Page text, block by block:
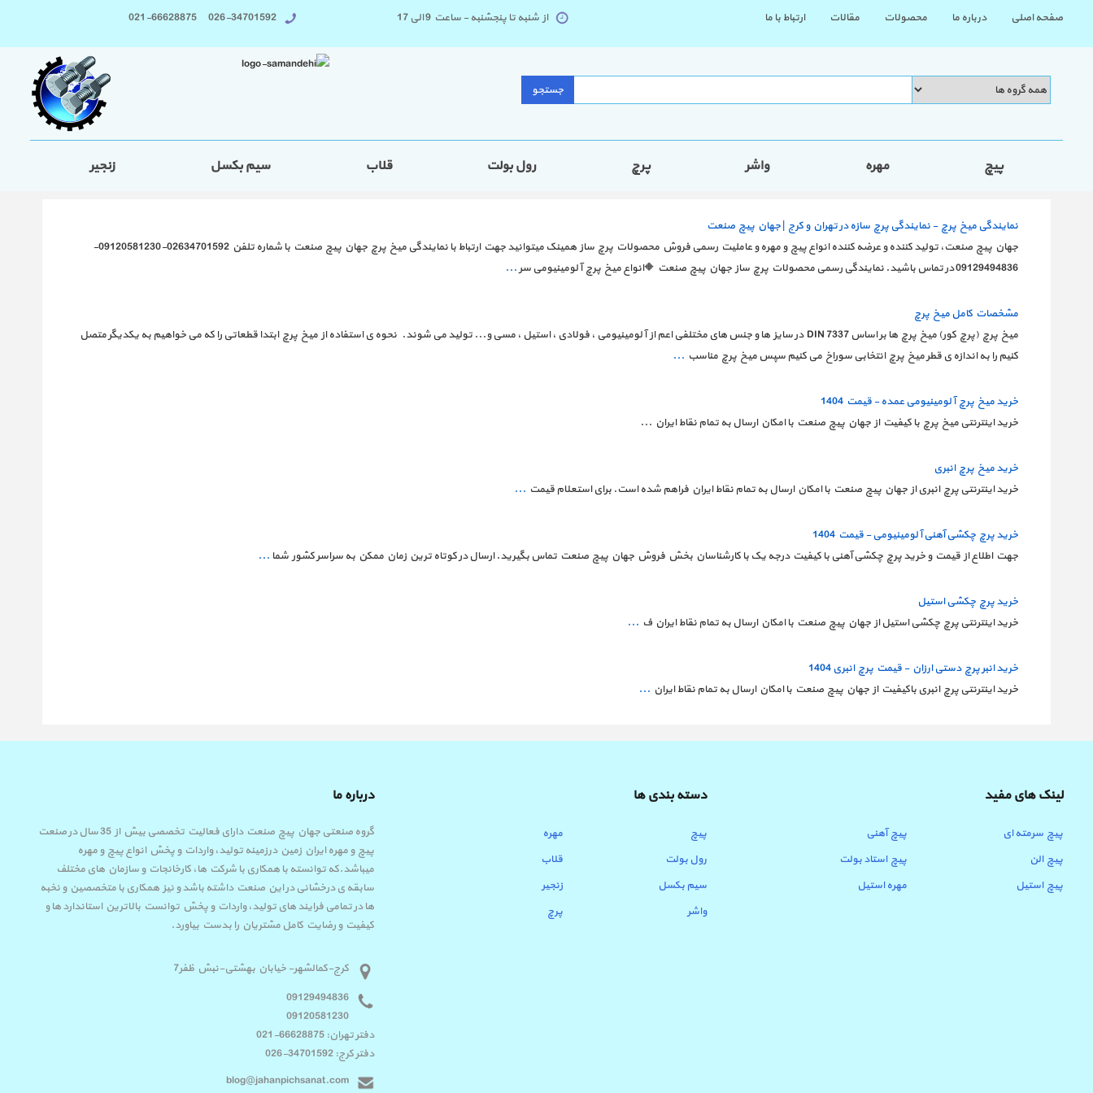
صفحه اصلی درباره ما محصولات مقالات ارتباط با ما 026-34701592 021-66628875 از شنبه تا پنجشنبه - ساعت 9 الی 17
جستجو
پیچ مهره واشر پرچ رول بولت قلاب سیم بکسل زنجیر
نمایندگی میخ پرچ - نمایندگی پرچ سازه در تهران و کرج | جهان پیچ صنعت
جهان پیچ صنعت، تولید کننده و عرضه کننده انواع پیچ و مهره و عاملیت رسمی فروش محصولات پرچ ساز همینک میتوانید جهت ارتباط با نمایندگی میخ پرچ جهان پیچ صنعت با شماره تلفن 02634701592-09120581230-
09129494836 در تماس باشید. نمایندگی رسمی محصولات پرچ ساز جهان پیچ صنعت 🔶انواع میخ پرچ آلومینیومی سر
...
مشخصات کامل میخ پرچ
میخ پرچ (پرچ کور) میخ پرچ ها بر اساس DIN 7337 در سایز ها و جنس های مختلفی اعم از آلومینیومی ، فولادی ، استیل ، مسی و... تولید می شوند. نحوه ی استفاده از میخ پرچ ابتدا قطعاتی را که می خواهیم به یکدیگر متصل
کنیم را به اندازه ی قطر میخ پرچ انتخابی سوراخ می کنیم سپس میخ پرچ مناسب ...
خرید میخ پرچ آلومینیومی عمده - قیمت 1404
خرید اینترنتی میخ پرچ با کیفیت از جهان پیچ صنعت با امکان ارسال به تمام نقاط ایران ...
خرید میخ پرچ انبری
خرید اینترنتی پرچ انبری از جهان پیچ صنعت با امکان ارسال به تمام نقاط ایران فراهم شده است. برای استعلام قیمت ...
خرید پرچ چکشی آهنی آلومینیومی - قیمت 1404
جهت اطلاع از قیمت و خرید پرچ چکشی آهنی با کیفیت درجه یک با کارشناسان بخش فروش جهان پیچ صنعت تماس بگیرید. ارسال در کوتاه ترین زمان ممکن به سراسر کشور شما ...
خرید پرچ چکشی استیل
خرید اینترنتی پرچ چکشی استیل از جهان پیچ صنعت با امکان ارسال به تمام نقاط ایران ف ...
خرید انبر پرچ دستی ارزان - قیمت پرچ انبری 1404
خرید اینترنتی پرچ انبری باکیفیت از جهان پیچ صنعت با امکان ارسال به تمام نقاط ایران ...
لینک های مفید
پیچ سرمته ای
پیچ آهنی
پیچ الن
پیچ استاد بولت
پیچ استیل
مهره استیل
دسته بندی ها
پیچ
مهره
رول بولت
قلاب
سیم بکسل
زنجیر
واشر
پرچ
درباره ما
گروه صنعتی جهان پیچ صنعت دارای فعالیت تخصصی بیش از 35 سال در صنعت
پیچ و مهره ایران زمین درزمینه تولید، واردات و پخش انواع پیچ و مهره
میباشد.که توانسته با همکاری با شرکت ها، کارخانجات و سازمان های مختلف
سابقه ی درخشانی در این صنعت داشته باشد و نیز همکاری با متخصصین و نخبه
ها در تمامی فرایند های تولید، واردات و پخش توانست بالاترین استاندارد ها و
کیفیت و رضایت کامل مشتریان را بدست بیاورد.
کرج-کمالشهر- خیابان بهشتی-نبش ظفر7
09129494836
09120581230
دفتر تهران: 66628875-021
دفتر کرج: 34701592-026
blog@jahanpichsanat.com